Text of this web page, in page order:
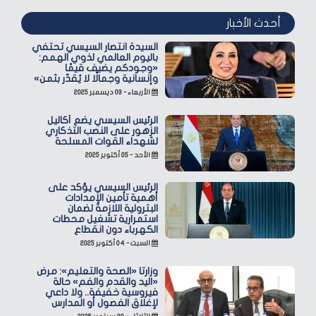
أحدث الأخبار
السيدة انتصار السيسي تحتفي
باليوم العالمي لذوي الهمم:
«وجودكم يضيف قيمًا
وإنسانية وجمالًا لا يُقدّر بثمن»
الأربعاء - ٠٣ ديسمبر ٢٠٢٥
الرئيس السيسي يضع أكاليل
الزهور على النصب التذكاري
لشهداء القوات المسلحة
الأحد - ٠٥ أكتوبر ٢٠٢٥
الرئيس السيسي يؤكد على
أهمية تأمين الإمدادات
البترولية اللازمة لضمان
استمرارية تشغيل محطات
الكهرباء دون انقطاع
السبت - ٠٤ أكتوبر ٢٠٢٥
وزارتا «الصحة والتعليم»: مرض
«اليد والقدم والفم» حالة
فيروسية خفيفة.. ولا داعي
لإغلاق الفصول أو المدارس